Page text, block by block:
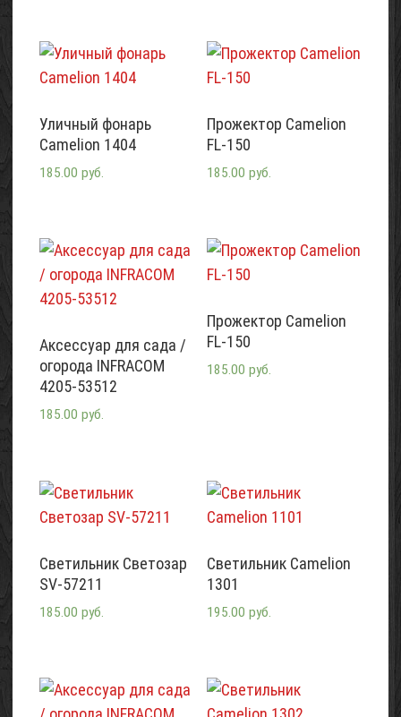
Уличный фонарь
Camelion 1404
185.00 руб.
Прожектор Camelion
FL-150
185.00 руб.
Аксессуар для сада /
огорода INFRACOM
4205-53512
185.00 руб.
Прожектор Camelion
FL-150
185.00 руб.
Светильник Светозар
SV-57211
185.00 руб.
Светильник Camelion
1301
195.00 руб.